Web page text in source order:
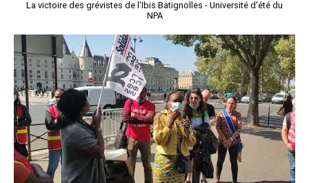
La victoire des grévistes de l'Ibis Batignolles - Université d'été du
NPA